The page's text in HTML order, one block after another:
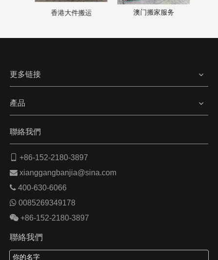
香港大件搬运 澳门搬家服务
更多链接
產品
聯絡我們
+86-152-2180-3897
 xianggangbanjia@sina.com
 400-630-6066
 0085269349178
 +86-152-2180-3897
聯絡我們